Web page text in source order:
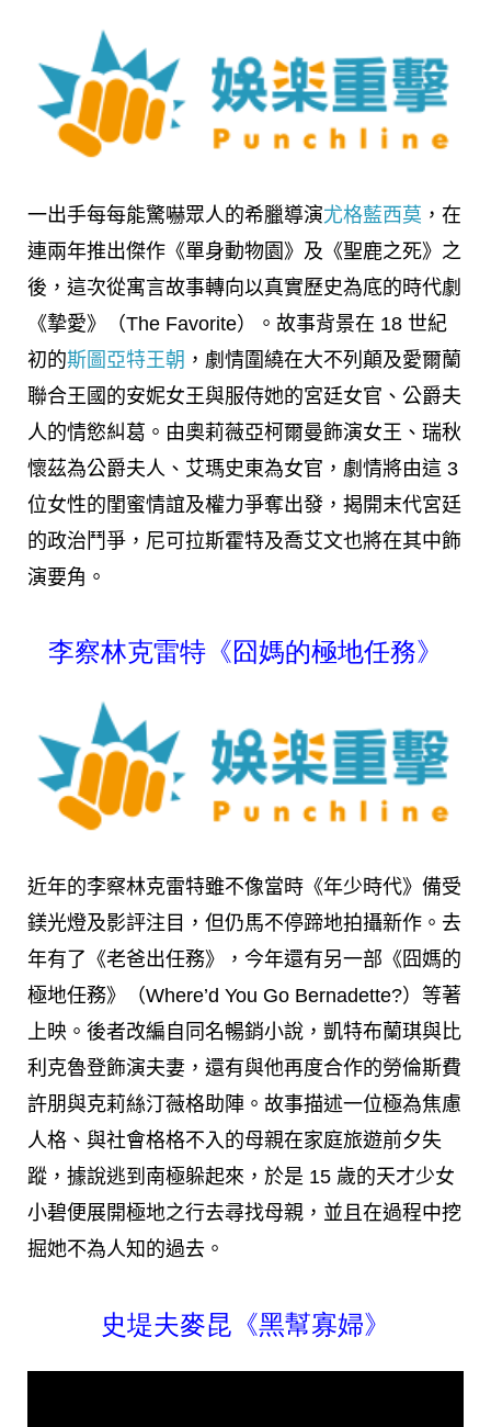
一出手每每能驚嚇眾人的希臘導演尤格藍西莫 ，在
連兩年推出傑作《單身動物園》及《聖鹿之死》之
後，這次從寓言故事轉向以真實歷史為底的時代劇
《摯愛》（The Favorite）。故事背景在 18 世紀
初的斯圖亞特王朝 ，劇情圍繞在大不列顛及愛爾蘭
聯合王國的安妮女王與服侍她的宮廷女官、公爵夫
人的情慾糾葛。由奧莉薇亞柯爾曼飾演女王、瑞秋
懷茲為公爵夫人、艾瑪史東為女官，劇情將由這 3
位女性的閨蜜情誼及權力爭奪出發，揭開末代宮廷
的政治鬥爭，尼可拉斯霍特及喬艾文也將在其中飾
演要角。
李察林克雷特《囧媽的極地任務》
近年的李察林克雷特雖不像當時《年少時代》備受
鎂光燈及影評注目，但仍馬不停蹄地拍攝新作。去
年有了《老爸出任務》，今年還有另一部《囧媽的
極地任務》（Where’d You Go Bernadette?）等著
上映。後者改編自同名暢銷小說，凱特布蘭琪與比
利克魯登飾演夫妻，還有與他再度合作的勞倫斯費
許朋與克莉絲汀薇格助陣。故事描述一位極為焦慮
人格、與社會格格不入的母親在家庭旅遊前夕失
蹤，據說逃到南極躲起來，於是 15 歲的天才少女
小碧便展開極地之行去尋找母親，並且在過程中挖
掘她不為人知的過去。
史堤夫麥昆《黑幫寡婦》